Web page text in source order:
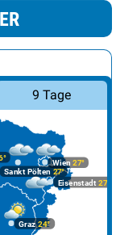
9 Tage
Graz24°
Wien 27°
Eisenstadt 27°
Sankt Pölten 27°